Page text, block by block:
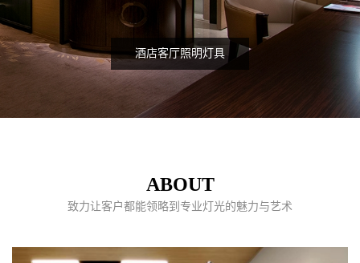
酒店客厅照明灯具
ABOUT
致力让客户都能领略到专业灯光的魅力与艺术